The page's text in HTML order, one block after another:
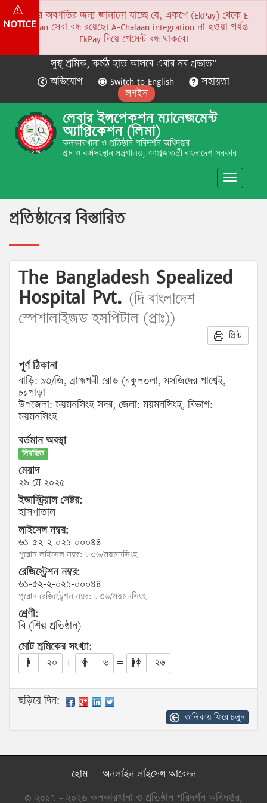
NOTICE
সকলের অবগতির জন্য জানানো যাচ্ছে যে, একপে (EkPay) থেকে E-
Chalaan সেবা বন্ধ রয়েছে। A-Chalaan integration না হওয়া পর্যন্ত
EkPay দিয়ে পেমেন্ট বন্ধ থাকবে।
সুস্থ শ্রমিক, কর্মঠ হাত আসবে এবার নব প্রভাত”
অভিযোগ
Switch to English
সহায়তা
লগইন
লেবার ইন্সপেকশন ম্যানেজমেন্ট
অ্যাপ্লিকেশন (লিমা)
কলকারখানা ও প্রতিষ্ঠান পরিদর্শন অধিদপ্তর
শ্রম ও কর্মসংস্থান মন্ত্রণালয়, গণপ্রজাতন্ত্রী বাংলাদেশ সরকার
Toggle
প্রতিষ্ঠানের বিস্তারিত
The Bangladesh Spealized
Hospital Pvt. (দি বাংলাদেশ
স্পেশালাইজড হসপিটাল (প্রাঃ))
প্রিন্ট
পূর্ণ ঠিকানা
বাড়ি: ১৩/জি, ব্রাহ্মপল্লী রোড (বকুলতলা, মসজিদের পাশ্বেই,
চরপাড়া
উপজেলা: ময়মনসিংহ সদর, জেলা: ময়মনসিংহ, বিভাগ:
ময়মনসিংহ
বর্তমান অবস্থা
নিবন্ধিত
মেয়াদ
২৯ মে ২০২৫
ইন্ডাস্ট্রিয়াল সেক্টর:
হাসপাতাল
লাইসেন্স নম্বর:
৬১-৫২-২-০২১-০০০৪৪
পুরোন লাইসেন্স নম্বর: ৮৩৬/ময়মনসিংহ
রেজিস্ট্রেশন নম্বর:
৬১-৫২-২-০২১-০০০৪৪
পুরোন রেজিস্ট্রেশন নম্বর: ৮৩৬/ময়মনসিংহ
শ্রেণী:
বি (শিল্প প্রতিষ্ঠান)
মোট শ্রমিকের সংখ্যা:
২০
+ ৬ = ২৬
ছড়িয়ে দিন:
তালিকায় ফিরে চলুন
হোম
অনলাইন লাইসেন্স আবেদন
© ২০১৭ - ২০২৬ কলকারখানা ও প্রতিষ্ঠান পরিদর্শন অধিদপ্তর,